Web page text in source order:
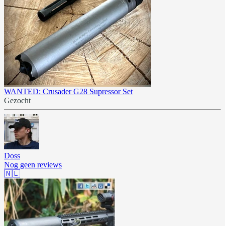
WANTED: Crusader G28 Supressor Set
Gezocht
Doss
Nog geen reviews
🇳🇱